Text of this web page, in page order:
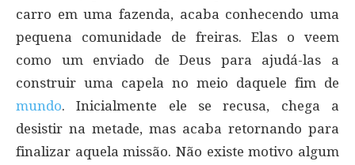
carro em uma fazenda, acaba conhecendo uma
pequena comunidade de freiras. Elas o veem
como um enviado de Deus para ajudá-las a
construir uma capela no meio daquele fim de
mundo. Inicialmente ele se recusa, chega a
desistir na metade, mas acaba retornando para
finalizar aquela missão. Não existe motivo algum